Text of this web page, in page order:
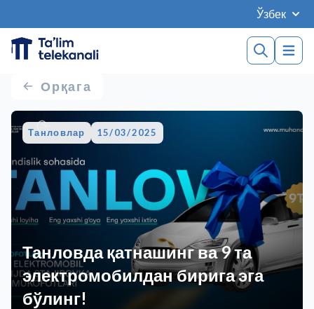
Ўзбек
Орқага
Танловлар 15/03/2025
Танловда қатнашинг ва 9 та
электромобилдан бирига эга
бўлинг!